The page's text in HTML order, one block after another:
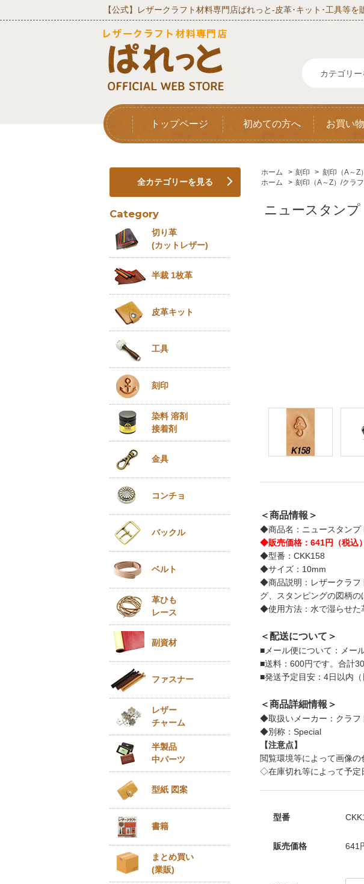
【公式】レザークラフト材料専門店ぱれっと‐皮革･キット･工具等を
トップページ 初めての方へ お買い
ホーム > 刻印 > 刻印（A～Z
ホーム
> 刻印（A～Z）/クラ
ニュースタン
＜商品情報＞
◆商品名：ニュースタンプ
◆販売価格：641円（税込）
◆型番：CKK158
◆サイズ：10mm
◆商品説明：レザークラフ
グ、スタンピングの図柄の
◆使用方法：水で湿らせた
＜配送について＞
■メール便について：メー
■送料：600円です。合計
■発送予定目安：4日以内（
＜商品詳細情報＞
◆取扱いメーカー：クラフ
◆別称：Special
【注意点】
閲覧環境等によって画像の
◇在庫切れ等によって予定
型番
販売価格 641
全カテゴリーを見る
Category
切り革
(カットレザー)
半裁 1枚革
皮革キット
工具
刻印
染料 溶剤
接着剤
金具
コンチョ
バックル
ベルト
革ひも
レース
副資材
ファスナー
レザー
チャーム
半製品
中パーツ
型紙 図案
書籍
まとめ買い
(業販)